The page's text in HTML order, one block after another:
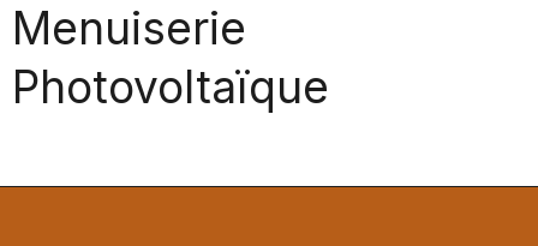
Menuiserie
Photovoltaïque